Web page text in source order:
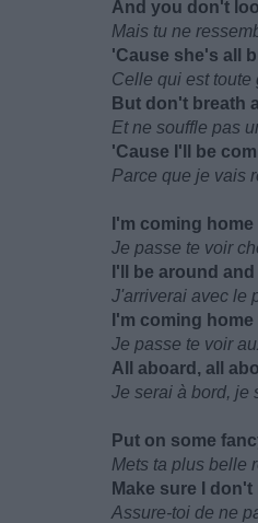
And you don't
Mais tu ne
'Cause she's all
Celle qui est toute
But don't breath
Et ne souffle pas
'Cause I'll be
Parce que je vais
I'm coming
Je passe te voir
I'll be around
J'arriverai avec le
I'm coming
Je passe te voir
All aboard, all
Je serai à bord, je
Put on some
Mets ta plus belle
Make sure I
Assure-toi de ne